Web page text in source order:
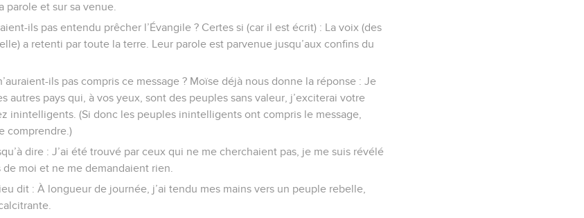
parole et sur sa venue.
ils pas entendu prêcher l’Évangile ? Certes si (car il est écrit) : La voix (des
a retenti par toute la terre. Leur parole est parvenue jusqu’aux confins du
ils pas compris ce message ? Moïse déjà nous donne la réponse : Je
autres pays qui, à vos yeux, sont des peuples sans valeur, j’exciterai votre
inintelligents. (Si donc les peuples inintelligents ont compris le message,
comprendre.)
dire : J’ai été trouvé par ceux qui ne me cherchaient pas, je me suis révélé
moi et ne me demandaient rien.
dit : À longueur de journée, j’ai tendu mes mains vers un peuple rebelle,